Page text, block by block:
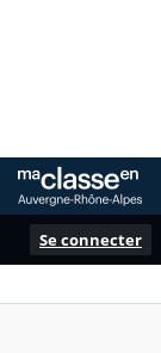
Se connecter